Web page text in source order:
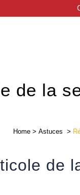
de la
Home> Astuces >
de